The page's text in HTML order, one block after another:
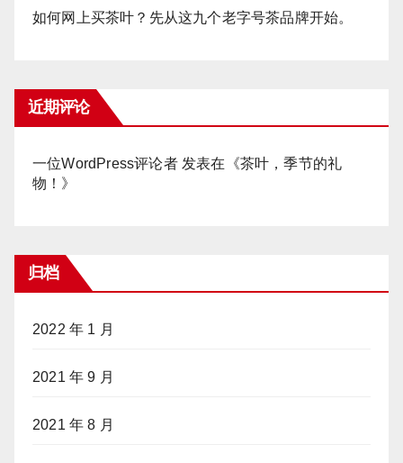
如何网上买茶叶？先从这九个老字号茶品牌开始。
近期评论
一位WordPress评论者发表在《茶叶，季节的礼
物！ 》
归档
2022 年 1 月
2021 年 9 月
2021 年 8 月